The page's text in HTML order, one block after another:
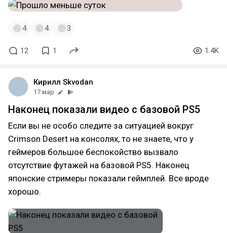
4 4 3
12 1 1.4K
Кирилл Skvodan
17 мар
Наконец показали видео с базовой PS5
Если вы не особо следите за ситуацией вокруг
Crimson Desert на консолях, то не знаете, что у
геймеров большое беспокойство вызвало
отсутствие футажей на базовой PS5. Наконец
японские стримеры показали геймплей. Все вроде
хорошо.